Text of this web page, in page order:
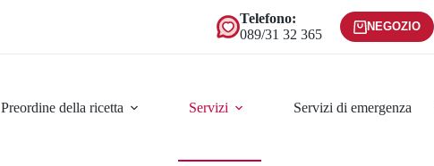
Telefono:
089/31 32 365
NEGOZIO
Preordine della ricetta Servizi Servizi di emergenza